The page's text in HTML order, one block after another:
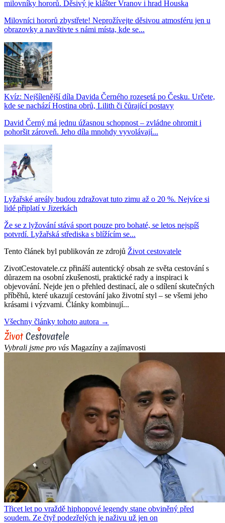
milovníky hororů. Děsivý je klášter Vranov i hrad Houska
Milovníci hororů zbystřete! Neprožívejte děsivou atmosféru jen u
obrazovky a navštivte s námi místa, kde se...
Kvíz: Nejšílenější díla Davida Černého rozesetá po Česku. Určete,
kde se nachází Hostina obrů, Lilith či čůrající postavy
David Černý má jednu úžasnou schopnost – zvládne ohromit i
pohoršit zároveň. Jeho díla mnohdy vyvolávají...
Lyžařské areály budou zdražovat tuto zimu až o 20 %. Nejvíce si
lidé připlatí v Jizerkách
Že se z lyžování stává sport pouze pro bohaté, se letos nejspíš
potvrdí. Lyžařská střediska s blížícím se...
Tento článek byl publikován ze zdrojů Život cestovatele
ZivotCestovatele.cz přináší autentický obsah ze světa cestování s
důrazem na osobní zkušenosti, praktické rady a inspiraci k
objevování. Nejde jen o přehled destinací, ale o sdílení skutečných
příběhů, které ukazují cestování jako životní styl – se všemi jeho
krásami i výzvami. Články kombinují...
Všechny články tohoto autora →
Vybrali jsme pro vás Magazíny a zajímavosti
Třicet let po vraždě hiphopové legendy stane obviněný před
soudem. Ze čtyř podezřelých je naživu už jen on